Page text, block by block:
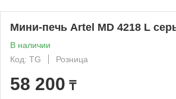
Мини-печь Artel MD 4218 L
В наличии
Код: TG
Розница
58 200 ₸